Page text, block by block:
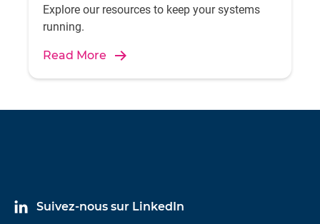
Explore our resources to keep your systems
running.
Read More
Suivez-nous sur LinkedIn